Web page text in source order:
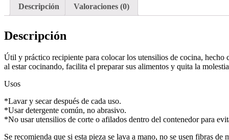
Descripción Valoraciones (0)
Descripción
Útil y práctico recipiente para colocar los utensilios de cocina,
al estar cocinando, facilita el preparar sus alimentos y quita la
Usos
*Lavar y secar después de cada uso.
*Usar detergente común, no abrasivo.
*No usar utensilios de corte o afilados dentro del contenedor para
Se recomienda que si esta pieza se lava a mano, no se usen fibras